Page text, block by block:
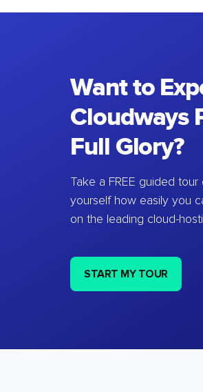
Want to
Cloudways
Full Glory?
Take a FREE guided
yourself how easily you
on the leading cloud-
START MY TOUR